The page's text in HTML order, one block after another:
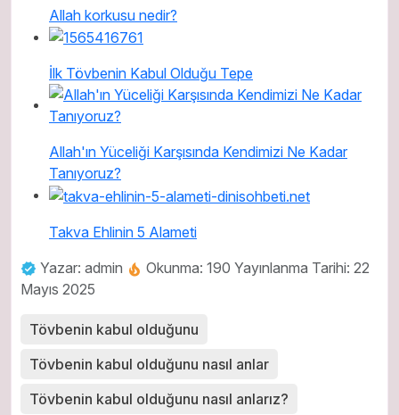
Allah korkusu nedir?
İlk Tövbenin Kabul Olduğu Tepe
Allah'ın Yüceliği Karşısında Kendimizi Ne Kadar
Tanıyoruz?
Takva Ehlinin 5 Alameti
Yazar: admin
Okunma: 190 Yayınlanma Tarihi: 22
Mayıs 2025
Tövbenin kabul olduğunu
Tövbenin kabul olduğunu nasıl anlar
Tövbenin kabul olduğunu nasıl anlarız?